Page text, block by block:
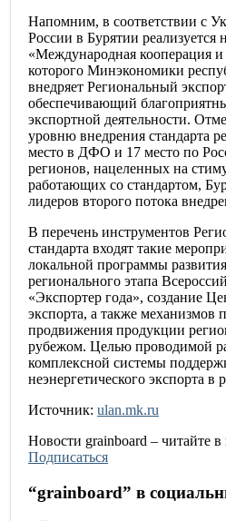
Напомним, в соответствии с
России в Бурятии
«Международная кооперация и
которого Минэкономики
внедряет Региональный
обеспечивающий
экспортной деятельности.
уровню внедрения стандарта
место в ДФО и 17 место по
регионов, нацеленных на
работающих со стандартом,
лидеров второго потока
В перечень инструментов
стандарта входят такие
локальной программы
регионального этапа
«Экспортер года», создание
экспорта, а также механизмов
продвижения продукции
рубежом. Целью проводимой
комплексной системы
неэнергетического экспорта в
Источник: ulan.mk.ru
Новости grainboard – читайте
Подписаться
“grainboard” в